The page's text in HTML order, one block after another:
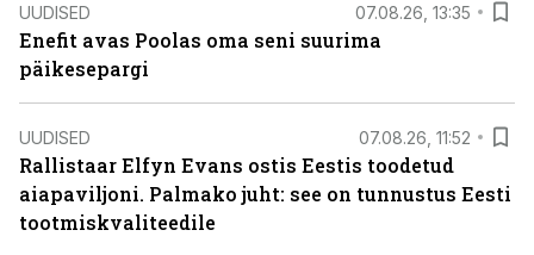
UUDISED 07.08.26, 13:35
Enefit avas Poolas oma seni suurima
päikesepargi
UUDISED 07.08.26, 11:52
Rallistaar Elfyn Evans ostis Eestis toodetud
aiapaviljoni. Palmako juht: see on tunnustus Eesti
tootmiskvaliteedile